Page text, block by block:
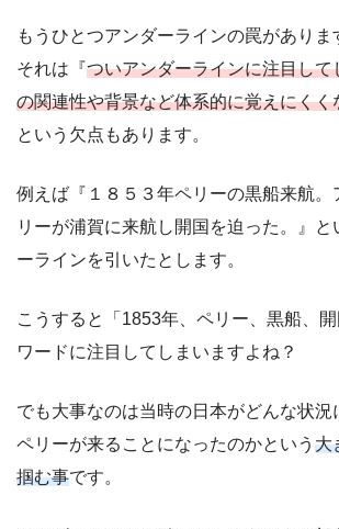
もうひとつアンダーラインの罠がありま
それは『ついアンダーラインに注目して
の関連性や背景など体系的に覚えにくく
という欠点もあります。
例えば『１８５３年ペリーの黒船来航。
リーが浦賀に来航し開国を迫った。』
ーラインを引いたとします。
こうすると「1853年、ペリー、黒船、
ワードに注目してしまいますよね？
でも大事なのは当時の日本がどんな状況
ペリーが来ることになったのかという 大
掴む事です。